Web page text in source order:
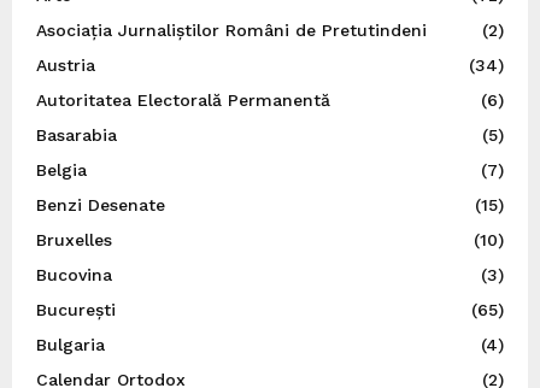
Asociația Jurnaliștilor Români de Pretutindeni
(2)
Austria
(34)
Autoritatea Electorală Permanentă
(6)
Basarabia
(5)
Belgia
(7)
Benzi Desenate
(15)
Bruxelles
(10)
Bucovina
(3)
București
(65)
Bulgaria
(4)
Calendar Ortodox
(2)